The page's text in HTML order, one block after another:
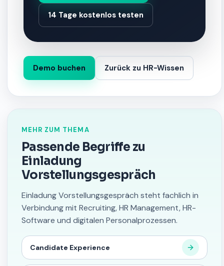
14 Tage kostenlos testen
Demo buchen Zurück zu HR-Wissen
MEHR ZUM THEMA
Passende Begriffe zu
Einladung
Vorstellungsgespräch
Einladung Vorstellungsgespräch steht fachlich in
Verbindung mit Recruiting, HR Management, HR-
Software und digitalen Personalprozessen.
Candidate Experience